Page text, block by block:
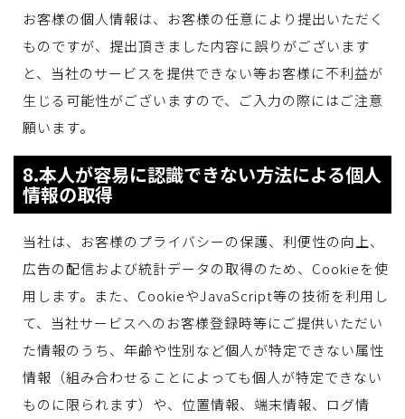
お客様の個人情報は、お客様の任意により提出いただく
ものですが、提出頂きました内容に誤りがございます
と、当社のサービスを提供できない等お客様に不利益が
生じる可能性がございますので、ご入力の際にはご注意
願います。
8.本人が容易に認識できない方法による個人
情報の取得
当社は、お客様のプライバシーの保護、利便性の向上、
広告の配信および統計データの取得のため、Cookieを使
用します。また、CookieやJavaScript等の技術を利用し
て、当社サービスへのお客様登録時等にご提供いただい
た情報のうち、年齢や性別など個人が特定できない属性
情報（組み合わせることによっても個人が特定できない
ものに限られます）や、位置情報、端末情報、ログ情